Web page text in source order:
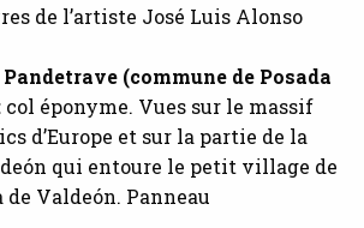
de l’artiste José Luis Alonso
(commune de Posada
col éponyme. Vues sur le massif
d’Europe et sur la partie de la
qui entoure le petit village de
Valdeón. Panneau